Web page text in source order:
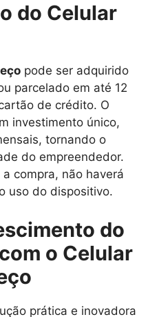
do Celular
pode ser adquirido
parcelado em até 12
de crédito. O
investimento único,
tornando o
do empreendedor.
compra, não haverá
uso do dispositivo.
do
o Celular
prática e inovadora